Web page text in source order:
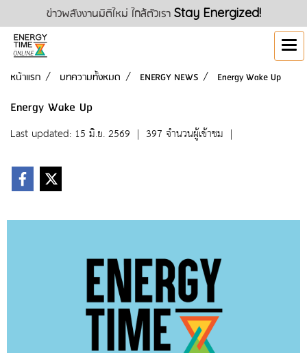
ข่าวพลังงานมิติใหม่ ใกล้ตัวเรา Stay Energized!
หน้าแรก บทความทั้งหมด ENERGY NEWS Energy Wake Up
Energy Wake Up
Last updated: 15 มิ.ย. 2569 | 397 จำนวนผู้เข้าชม |